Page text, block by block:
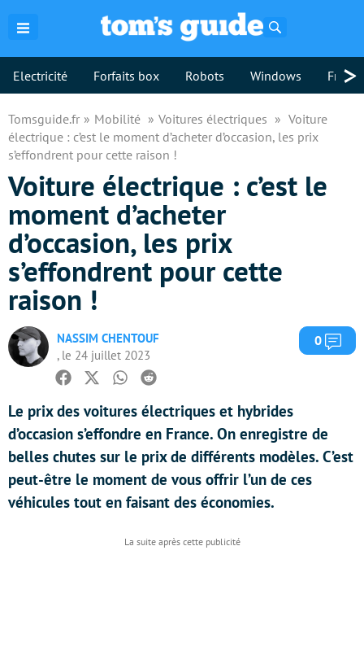
Electricité Forfaits box Robots Windows >
Tomsguide.fr Mobilité Voitures électriques
Voiture
électrique : c’est le moment d’acheter d’occasion, les prix
s’effondrent pour cette raison !
Voiture électrique : c’est le
moment d’acheter
d’occasion, les prix
s’effondrent pour cette
raison !
NASSIM CHENTOUF
, le 24 juillet 2023
0
Facebook
TwitterWhatsapp
Reddit
Le prix des voitures électriques et hybrides
d’occasion s’effondre en France. On enregistre de
belles chutes sur le prix de différents modèles. C’est
peut-être le moment de vous offrir l’un de ces
véhicules tout en faisant des économies.